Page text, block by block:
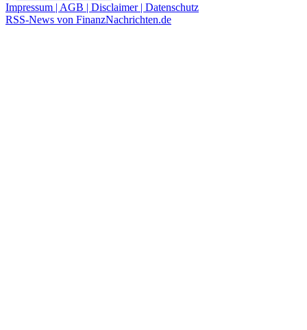
Impressum | AGB | Disclaimer | Datenschutz
RSS-News von FinanzNachrichten.de